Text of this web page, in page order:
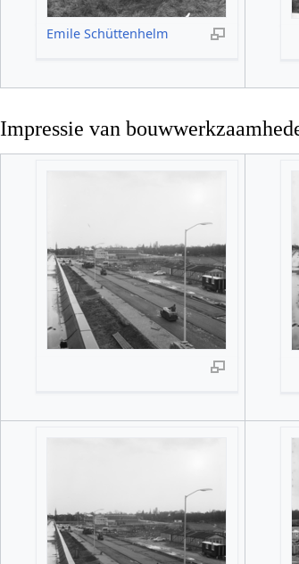
Emile Schüttenhelm
Impressie van